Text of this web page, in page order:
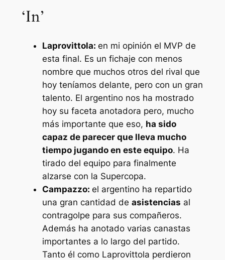
‘In’
Laprovittola: en mi opinión el MVP de
esta final. Es un fichaje con menos
nombre que muchos otros del rival que
hoy teníamos delante, pero con un gran
talento. El argentino nos ha mostrado
hoy su faceta anotadora pero, mucho
más importante que eso, ha sido
capaz de parecer que lleva mucho
tiempo jugando en este equipo. Ha
tirado del equipo para finalmente
alzarse con la Supercopa.
Campazzo: el argentino ha repartido
una gran cantidad de asistencias al
contragolpe para sus compañeros.
Además ha anotado varias canastas
importantes a lo largo del partido.
Tanto él como Laprovittola perdieron